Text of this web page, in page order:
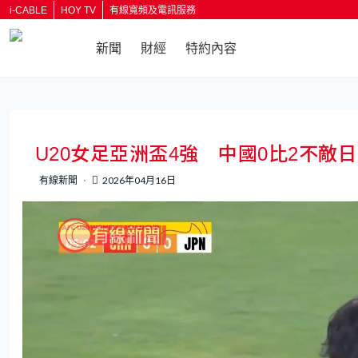
i-CABLE HOY TV 有線寬頻及電訊服務
新聞 財經 特約內容
U20女足亞洲盃4強 中國0比2不敵
有線新聞 2026年04月16日